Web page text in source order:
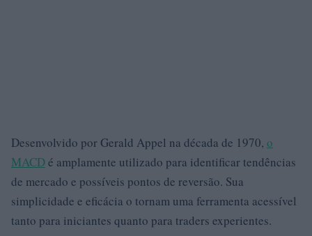
Desenvolvido por Gerald Appel na década de 1970, o
MACDé amplamente utilizado para identificar tendências
de mercado e possíveis pontos de reversão. Sua
simplicidade e eficácia o tornam uma ferramenta acessível
tanto para iniciantes quanto para traders experientes.